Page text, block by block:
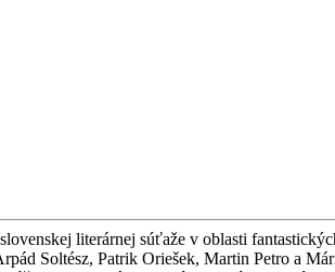
literárnej súťaže v oblasti
Soltész, Patrik Oriešek, Martin Petro a